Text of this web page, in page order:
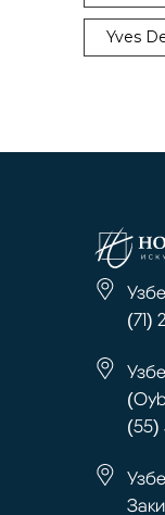
Yves
(71)
(55)